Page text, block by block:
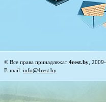
© Все права принадлежат 4rest.by ,
E-mail: info@4rest.by